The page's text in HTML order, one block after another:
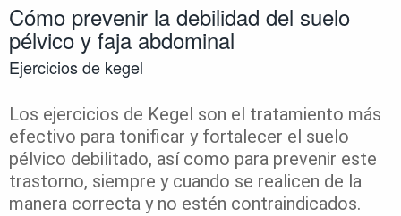
Cómo prevenir la debilidad del suelo
pélvico y faja abdominal
Ejercicios de kegel
Los ejercicios de Kegel son el tratamiento más
efectivo para tonificar y fortalecer el suelo
pélvico debilitado, así como para prevenir este
trastorno, siempre y cuando se realicen de la
manera correcta y no estén contraindicados.